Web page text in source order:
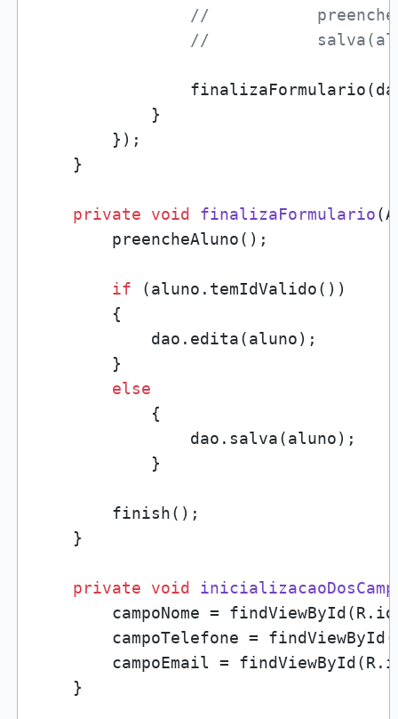
//
//
            }
        });
    }
private void finalizaFormulario
        preencheAluno();
if (aluno.temIdValido())
        {
            dao.edita(aluno);
        }
else
            {
                dao.salva(aluno);
            }
        finish();
    }
private void
campoNome =
campoTelefone =
campoEmail =
    }